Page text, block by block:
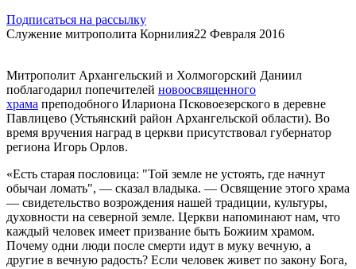
Подписаться на рассылку
Служение митрополита Корнилия22 Февраля 2016
Митрополит Архангельский и Холмогорский Даниил
поблагодарил попечителей новоосвященного
храма преподобного Илариона Псковоезерского в деревне
Павлицево (Устьянский район Архангельской области). Во
время вручения наград в церкви присутствовал губернатор
региона Игорь Орлов.
«Есть старая пословица: "Той земле не устоять, где начнут
обычаи ломать", — сказал владыка. — Освящение этого храма
— свидетельство возрождения нашей традиции, культуры,
духовности на северной земле. Церкви напоминают нам, что
каждый человек имеет призвание быть Божиим храмом.
Почему одни люди после смерти идут в муку вечную, а
другие в вечную радость? Если человек живет по закону Бога,